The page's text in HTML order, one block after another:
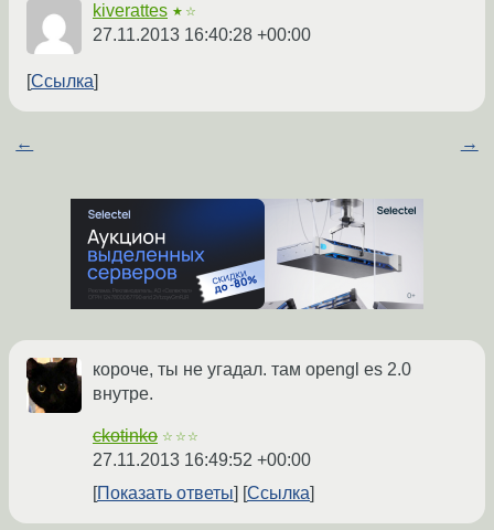
kiverattes ★☆
27.11.2013 16:40:28 +00:00
Ссылка
← →
короче, ты не угадал. там opengl es 2.0
внутре.
ckotinko ☆☆☆
27.11.2013 16:49:52 +00:00
Показать ответы
Ссылка